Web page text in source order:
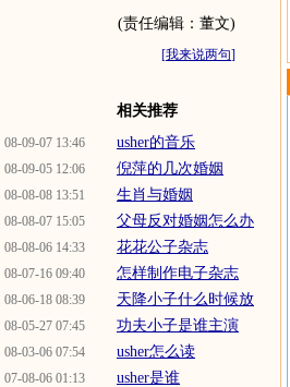
(责任编辑：董文)
[我来说两句]
08-09-07 13:46
08-09-05 12:06
08-08-08 13:51
08-08-07 15:05
08-08-06 14:33
08-07-16 09:40
08-06-18 08:39
08-05-27 07:45
08-03-06 07:54
07-08-06 01:13
相关推荐
usher的音乐
倪萍的几次婚姻
生肖与婚姻
父母反对婚姻怎么办
花花公子杂志
怎样制作电子杂志
天降小子什么时候放
功夫小子是谁主演
usher怎么读
usher是谁